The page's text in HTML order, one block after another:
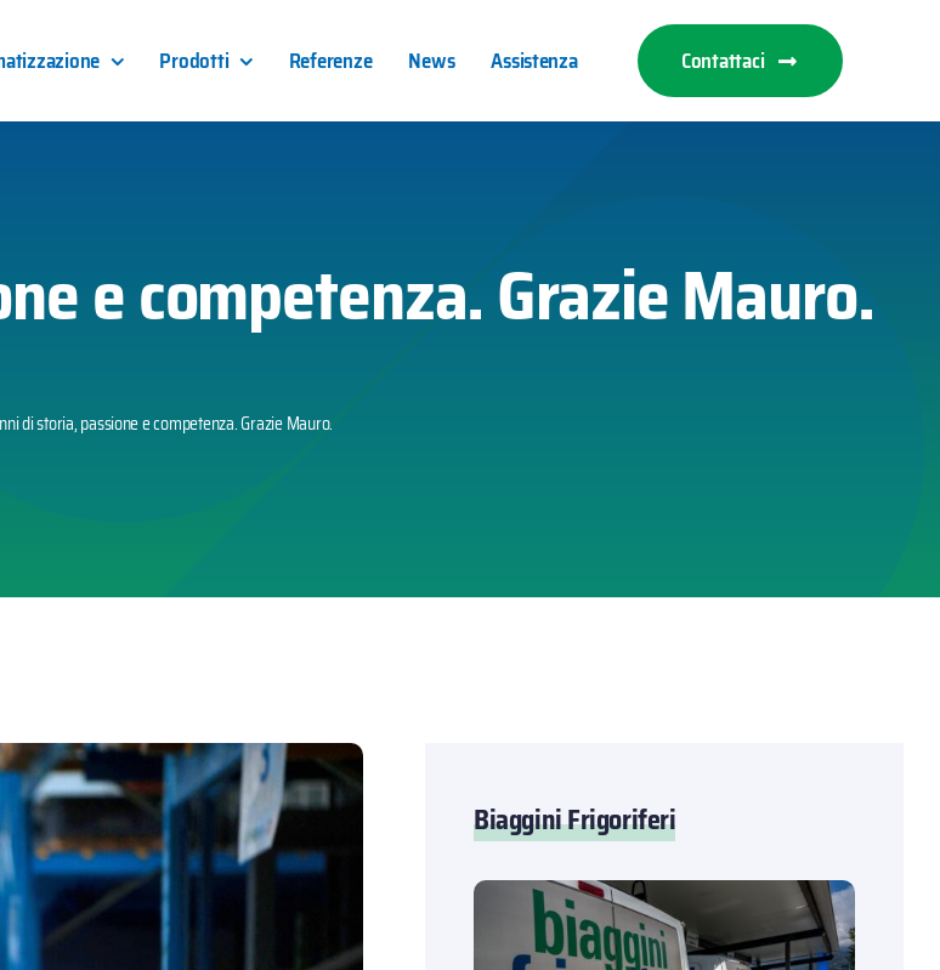
Prodotti Referenze News Assistenza Contattaci
e competenza. Grazie Mauro.
di storia, passione e competenza. Grazie Mauro.
Biaggini Frigoriferi